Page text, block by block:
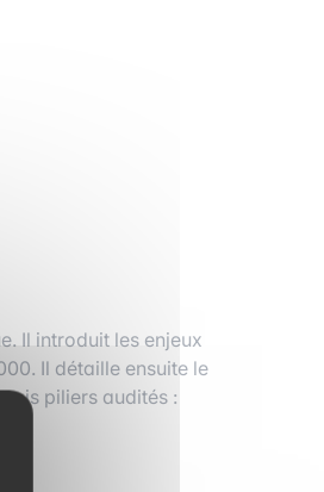
Il introduit les enjeux
Il détaille ensuite le
piliers audités :